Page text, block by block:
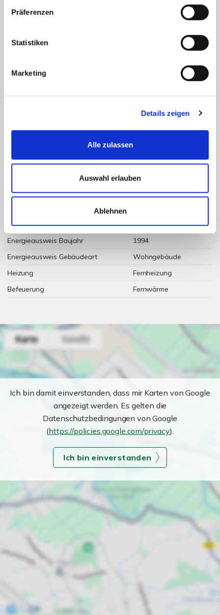
Präferenzen
Statistiken
Marketing
Details zeigen
Alle zulassen
Auswahl erlauben
Ablehnen
Energieverbrauchskennwert
Weitere Informationen
Wesentlicher Energieträger
Nahwärme
Energieausweis gültig bis
2028-11-22
Energieausweis Werteklasse
C
Energieausweis Baujahr
1994
Energieausweis Gebäudeart
Wohngebäude
Heizung
Fernheizung
Befeuerung
Fernwärme
Ich bin damit einverstanden, dass mir Karten von Google
angezeigt werden. Es gelten die
Datenschutzbedingungen von Google
(https://policies.google.com/privacy).
Ich bin einverstanden